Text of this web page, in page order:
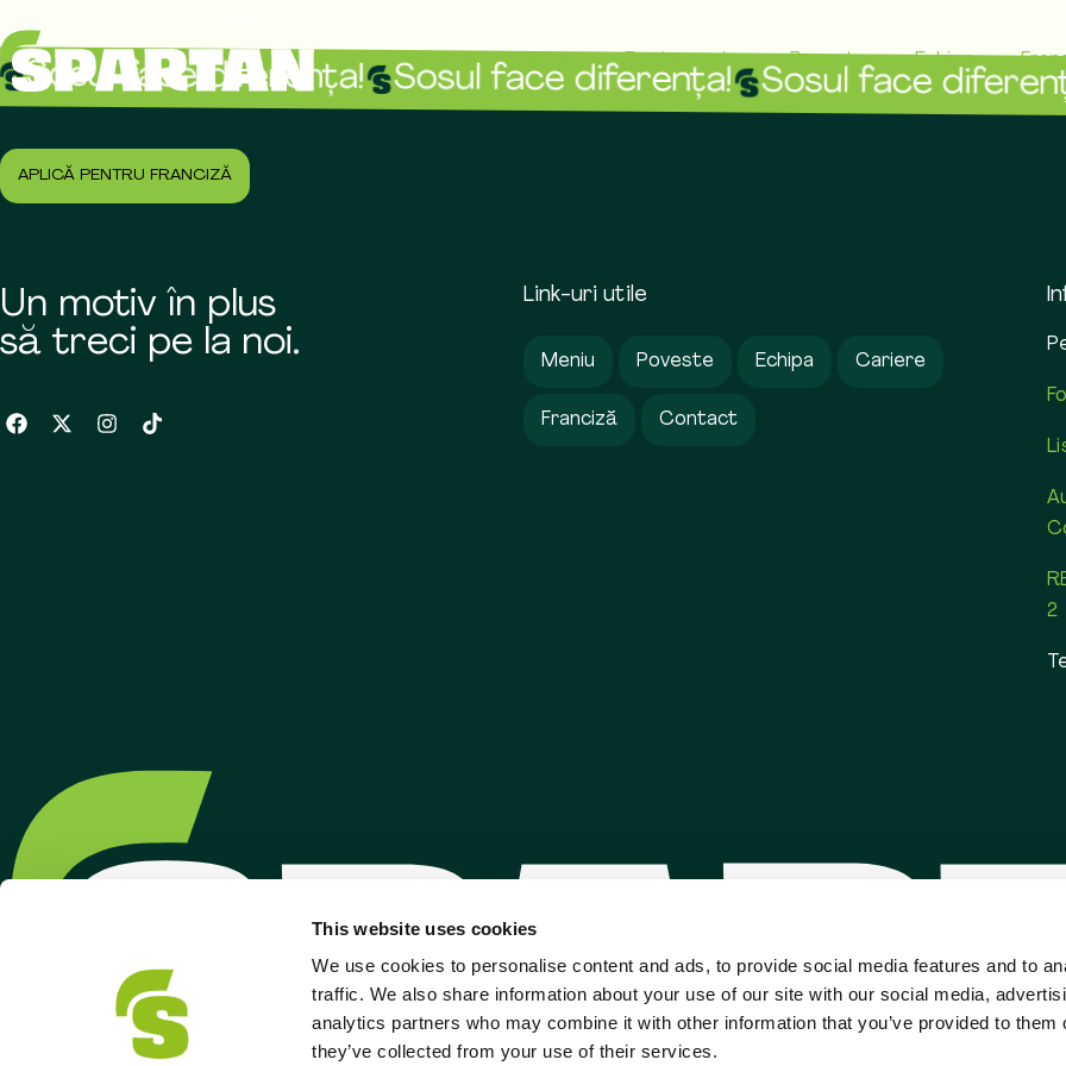
This website uses cookies
We use cookies to personalise content and ads, to provide social media features and to
traffic. We also share information about your use of our site with our social media,
analytics partners who may combine it with other information that you’ve provided to them
they’ve collected from your use of their services.
Poveste Echipa
Sosul face diferența! Sosul face diferența! Sosul face
APLICĂ PENTRU FRANCIZĂ
Un motiv în plus
să treci pe la noi.
Link-uri utile
Meniu Poveste Echipa Cariere
Franciză Contact
2